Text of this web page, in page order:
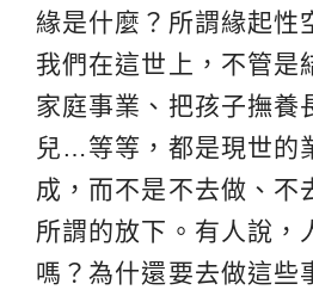
緣是什麼？所謂緣起性
我們在這世上，不管是
家庭事業、把孩子撫養
兒…等等，都是現世的
成，而不是不去做、不
所謂的放下。有人說，
嗎？為什還要去做這些